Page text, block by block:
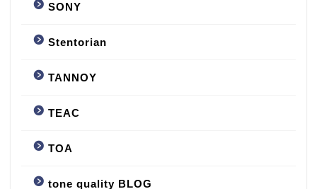
SONY
Stentorian
TANNOY
TEAC
TOA
tone quality BLOG